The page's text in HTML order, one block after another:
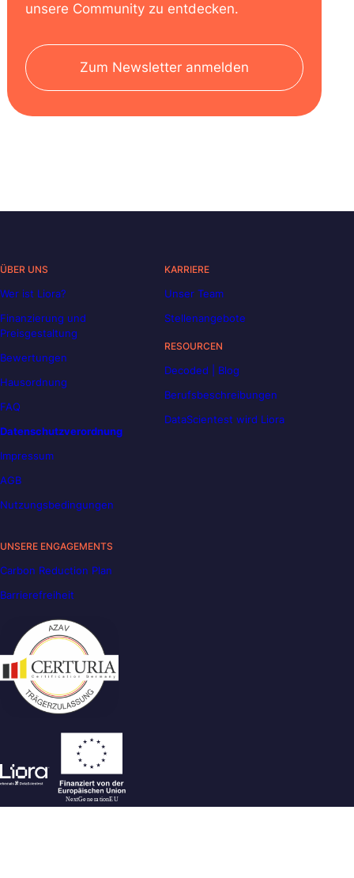
unsere Community zu entdecken.
Zum Newsletter anmelden
ÜBER UNS
Wer ist Liora?
Finanzierung und
Preisgestaltung
Bewertungen
Hausordnung
FAQ
Datenschutzverordnung
Impressum
AGB
Nutzungsbedingungen
KARRIERE
Unser Team
Stellenangebote
RESOURCEN
Decoded | Blog
Berufsbeschreibungen
DataScientest wird Liora
UNSERE ENGAGEMENTS
Carbon Reduction Plan
Barrierefreiheit